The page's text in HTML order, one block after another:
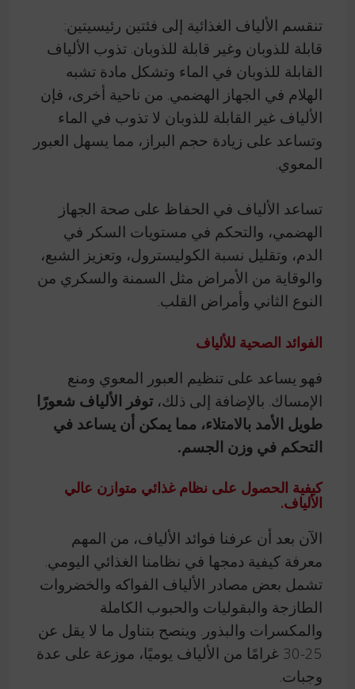
تنقسم الألياف الغذائية إلى فئتين رئيسيتين:
قابلة للذوبان وغير قابلة للذوبان. تذوب الألياف
القابلة للذوبان في الماء وتشكل مادة تشبه
الهلام في الجهاز الهضمي. من ناحية أخرى، فإن
الألياف غير القابلة للذوبان لا تذوب في الماء
وتساعد على زيادة حجم البراز، مما يسهل العبور
المعوي.
تساعد الألياف في الحفاظ على صحة الجهاز
الهضمي، والتحكم في مستويات السكر في
الدم، وتقليل نسبة الكوليسترول، وتعزيز الشبع،
والوقاية من الأمراض مثل السمنة والسكري من
النوع الثاني وأمراض القلب.
الفوائد الصحية للألياف
فهو يساعد على تنظيم العبور المعوي ومنع
الإمساك. بالإضافة إلى ذلك،توفر الألياف شعورًا
طويل الأمد بالامتلاء، مما يمكن أن يساعد في
التحكم في وزن الجسم.
كيفية الحصول على نظام غذائي متوازن عالي
الألياف.
الآن بعد أن عرفنا فوائد الألياف، من المهم
معرفة كيفية دمجها في نظامنا الغذائي اليومي.
تشمل بعض مصادر الألياف الفواكه والخضروات
الطازجة والبقوليات والحبوب الكاملة
والمكسرات والبذور. وينصح بتناول ما لا يقل عن
25-30 غرامًا من الألياف يوميًا، موزعة على عدة
وجبات.